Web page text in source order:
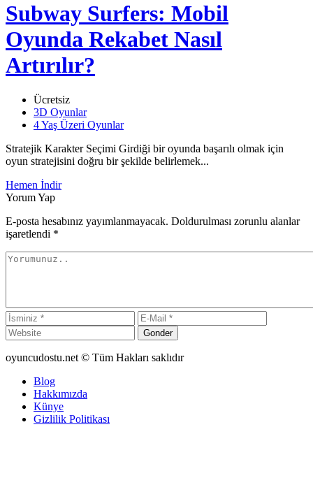
Subway Surfers: Mobil
Oyunda Rekabet Nasıl
Artırılır?
Ücretsiz
3D Oyunlar
4 Yaş Üzeri Oyunlar
Stratejik Karakter Seçimi Girdiği bir oyunda başarılı olmak için
oyun stratejisini doğru bir şekilde belirlemek...
Hemen İndir
Yorum Yap
E-posta hesabınız yayımlanmayacak. Doldurulması zorunlu alanlar
işaretlendi *
Gonder
oyuncudostu.net © Tüm Hakları saklıdır
Blog
Hakkımızda
Künye
Gizlilik Politikası